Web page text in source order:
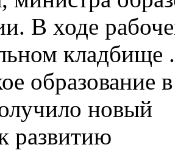
В ходе
кладбище